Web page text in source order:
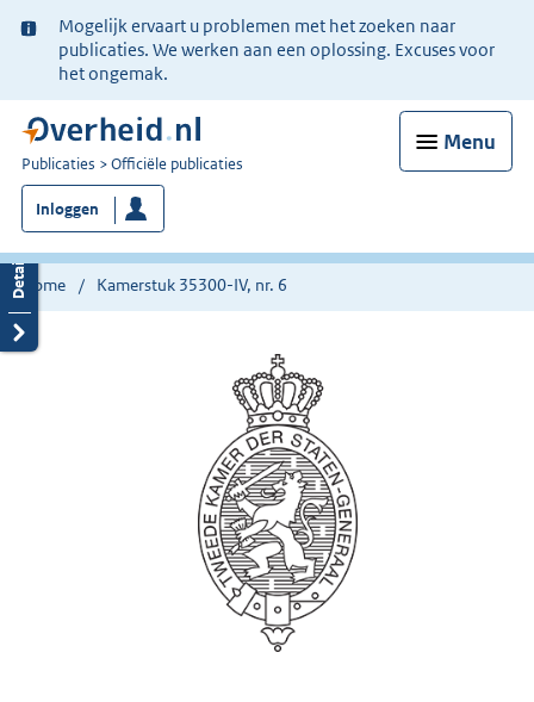
Ter
informatie:
Mogelijk ervaart u problemen met het zoeken naar
publicaties. We werken aan een oplossing. Excuses voor
het ongemak.
Menu
U
bent
nu
hier:
Publicaties Officiële publicaties
Inloggen
Home Kamerstuk 35300-IV, nr. 6